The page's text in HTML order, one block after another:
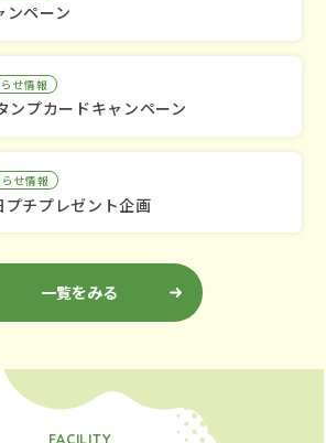
ンペーン
せ情報
ンプカードキャンペーン
らせ情報
チプレゼント企画
一覧をみる
FACILITY